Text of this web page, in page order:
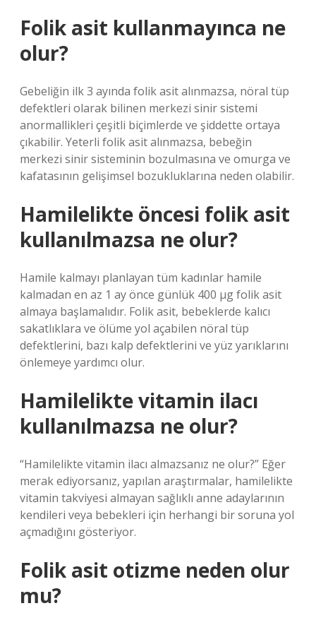
Folik asit kullanmayınca ne
olur?
Gebeliğin ilk 3 ayında folik asit alınmazsa, nöral tüp
defektleri olarak bilinen merkezi sinir sistemi
anormallikleri çeşitli biçimlerde ve şiddette ortaya
çıkabilir. Yeterli folik asit alınmazsa, bebeğin
merkezi sinir sisteminin bozulmasına ve omurga ve
kafatasının gelişimsel bozukluklarına neden olabilir.
Hamilelikte öncesi folik asit
kullanılmazsa ne olur?
Hamile kalmayı planlayan tüm kadınlar hamile
kalmadan en az 1 ay önce günlük 400 μg folik asit
almaya başlamalıdır. Folik asit, bebeklerde kalıcı
sakatlıklara ve ölüme yol açabilen nöral tüp
defektlerini, bazı kalp defektlerini ve yüz yarıklarını
önlemeye yardımcı olur.
Hamilelikte vitamin ilacı
kullanılmazsa ne olur?
“Hamilelikte vitamin ilacı almazsanız ne olur?” Eğer
merak ediyorsanız, yapılan araştırmalar, hamilelikte
vitamin takviyesi almayan sağlıklı anne adaylarının
kendileri veya bebekleri için herhangi bir soruna yol
açmadığını gösteriyor.
Folik asit otizme neden olur
mu?